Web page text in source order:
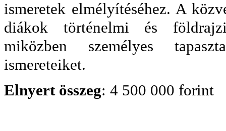
ismeretek elmélyítéséhez. A
diákok történelmi és
miközben személyes
ismereteiket.
Elnyert összeg: 4 500 000 forint